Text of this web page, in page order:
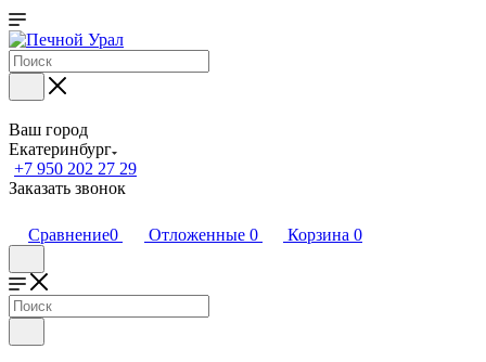
Ваш город
Екатеринбург
+7 950 202 27 29
Заказать звонок
Сравнение0 Отложенные 0 Корзина 0